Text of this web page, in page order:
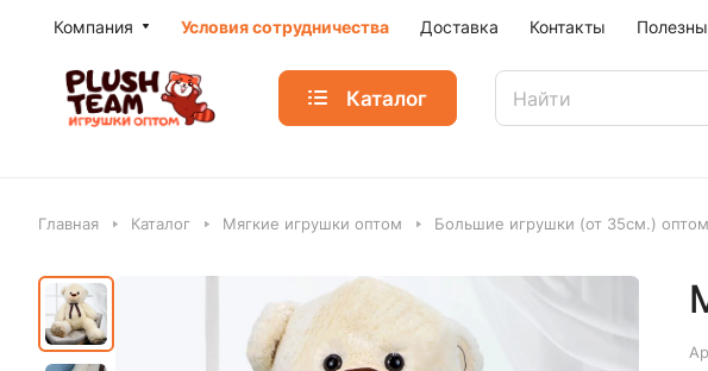
Компания Условия сотрудничества Доставка Контакты
Каталог
Главная Каталог Мягкие игрушки оптом Большие игрушки (от 35см.) оптом